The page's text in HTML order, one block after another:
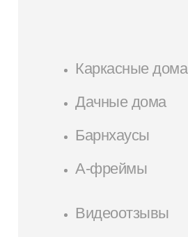
Каркасные дома
Дачные дома
Барнхаусы
А-фреймы
Видеоотзывы